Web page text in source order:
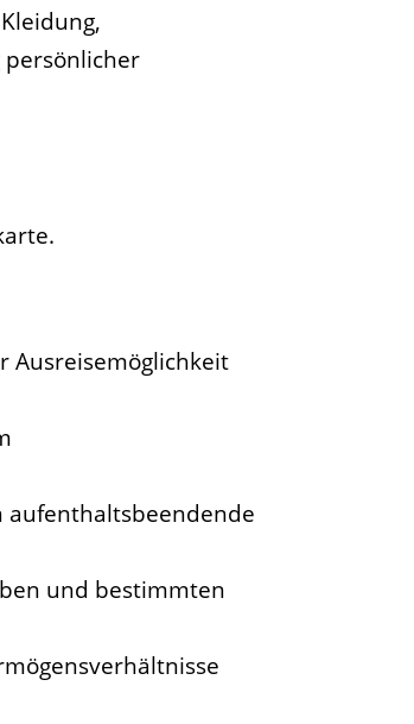
persönlicher
Ausreisemöglichkeit
aufenthaltsbeendende
und bestimmten